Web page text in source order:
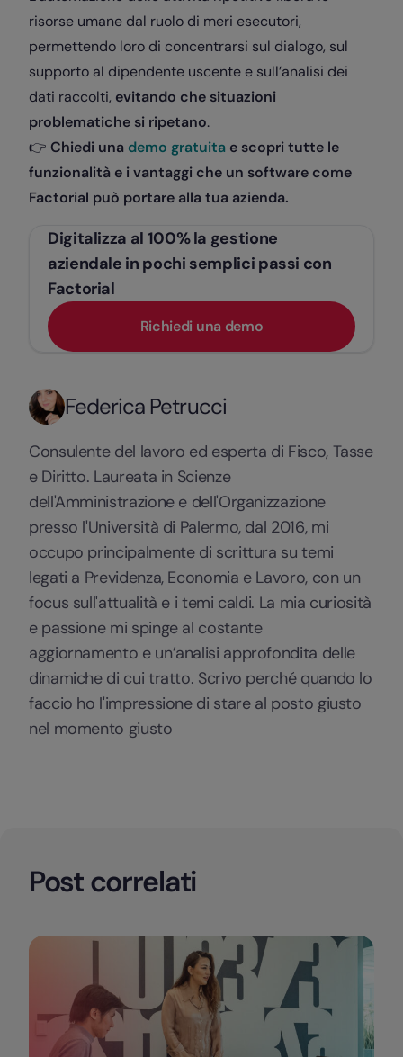
risorse umane dal ruolo di meri esecutori,
permettendo loro di concentrarsi sul dialogo, sul
supporto al dipendente uscente e sull’analisi dei
dati raccolti, evitando che situazioni
problematiche si ripetano.
👉 Chiedi una demo gratuita e scopri tutte le
funzionalità e i vantaggi che un software come
Factorial può portare alla tua azienda.
Digitalizza al 100% la gestione
aziendale in pochi semplici passi con
Factorial
Richiedi una demo
Federica Petrucci
Consulente del lavoro ed esperta di Fisco, Tasse
e Diritto. Laureata in Scienze
dell'Amministrazione e dell'Organizzazione
presso l'Università di Palermo, dal 2016, mi
occupo principalmente di scrittura su temi
legati a Previdenza, Economia e Lavoro, con un
focus sull'attualità e i temi caldi. La mia curiosità
e passione mi spinge al costante
aggiornamento e un’analisi approfondita delle
dinamiche di cui tratto. Scrivo perché quando lo
faccio ho l'impressione di stare al posto giusto
nel momento giusto
Post correlati